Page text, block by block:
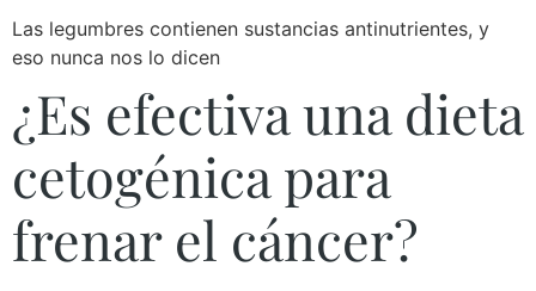
Las legumbres contienen sustancias antinutrientes, y
eso nunca nos lo dicen
¿Es efectiva una dieta
cetogénica para
frenar el cáncer?